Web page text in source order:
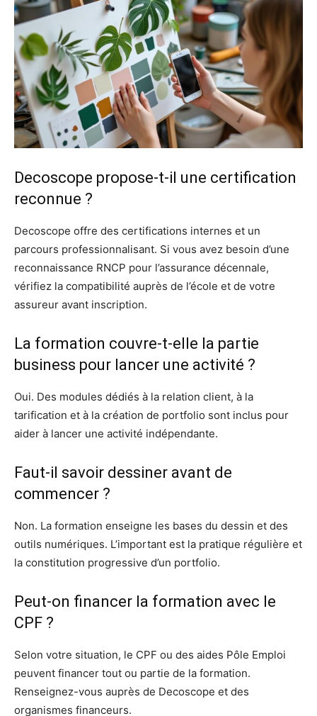
Decoscope propose-t-il une certification
reconnue ?
Decoscope offre des certifications internes et un
parcours professionnalisant. Si vous avez besoin d’une
reconnaissance RNCP pour l’assurance décennale,
vérifiez la compatibilité auprès de l’école et de votre
assureur avant inscription.
La formation couvre-t-elle la partie
business pour lancer une activité ?
Oui. Des modules dédiés à la relation client, à la
tarification et à la création de portfolio sont inclus pour
aider à lancer une activité indépendante.
Faut-il savoir dessiner avant de
commencer ?
Non. La formation enseigne les bases du dessin et des
outils numériques. L’important est la pratique régulière et
la constitution progressive d’un portfolio.
Peut-on financer la formation avec le
CPF ?
Selon votre situation, le CPF ou des aides Pôle Emploi
peuvent financer tout ou partie de la formation.
Renseignez-vous auprès de Decoscope et des
organismes financeurs.